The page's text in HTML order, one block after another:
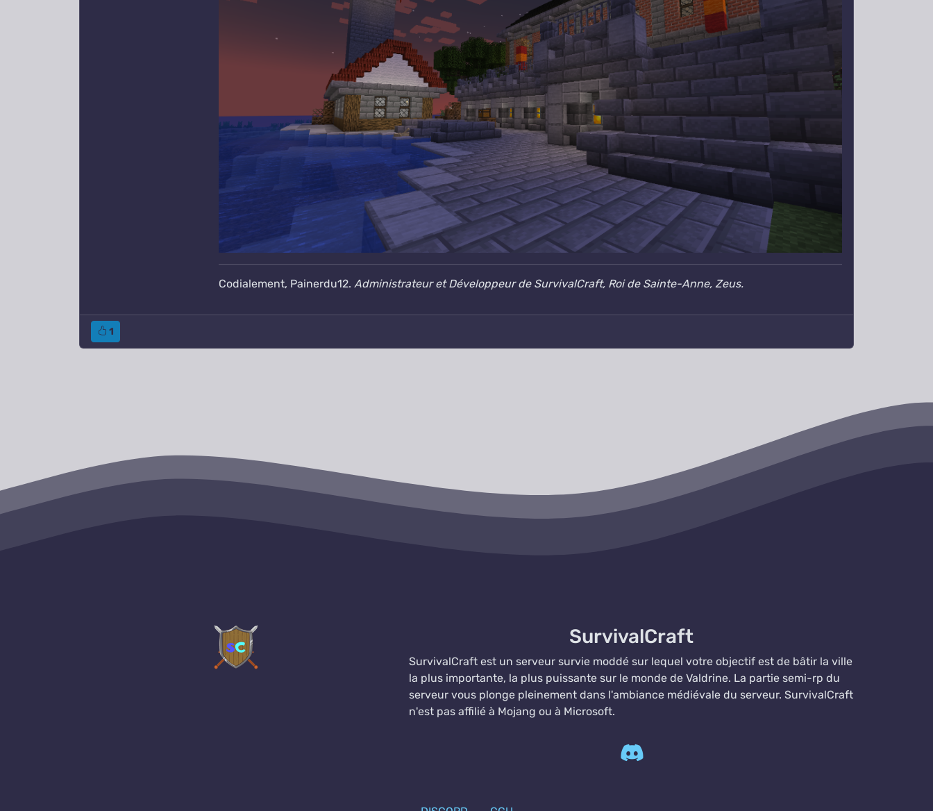
Codialement, Painerdu12. Administrateur et Développeur de SurvivalCraft, Roi de Sainte-Anne, Zeus.
1
SurvivalCraft
SurvivalCraft est un serveur survie moddé sur lequel votre objectif est de bâtir la ville
la plus importante, la plus puissante sur le monde de Valdrine. La partie semi-rp du
serveur vous plonge pleinement dans l'ambiance médiévale du serveur. SurvivalCraft
n'est pas affilié à Mojang ou à Microsoft.